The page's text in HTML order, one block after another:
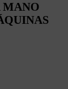
MANO